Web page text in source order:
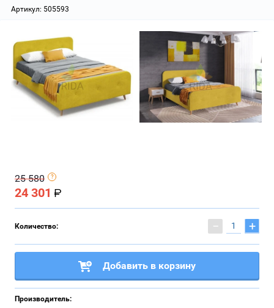
Артикул: 505593
25 580
24 301
Количество: − +
Добавить в корзину
Производитель: